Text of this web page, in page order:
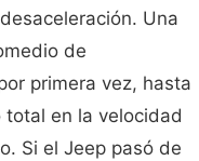
Una
de
primera vez, hasta
en la velocidad
Si el Jeep pasó de